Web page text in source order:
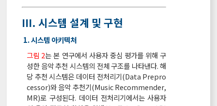
Ⅲ. 시스템 설계 및 구현
1. 시스템 아키텍처
그림 2는 본 연구에서 사용자 중심 평가를 위해 구
성한 음악 추천 시스템의 전체 구조를 나타낸다. 해
당 추천 시스템은 데이터 전처리기(Data Prepro
cessor)와 음악 추천기(Music Recommender,
MR)로 구성된다. 데이터 전처리기에서는 사용자